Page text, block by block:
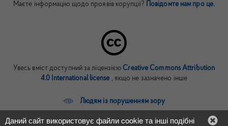
Маєте інформацію щодо проявів корупції? Повідомте нам про це.
Увесь вміст доступний за ліцензією Creative Commons Attribution
4.0 International license , якщо не зазначено інше
Людям із порушенням зору
In English
Даний сайт використовує файли cookie та інші подібні